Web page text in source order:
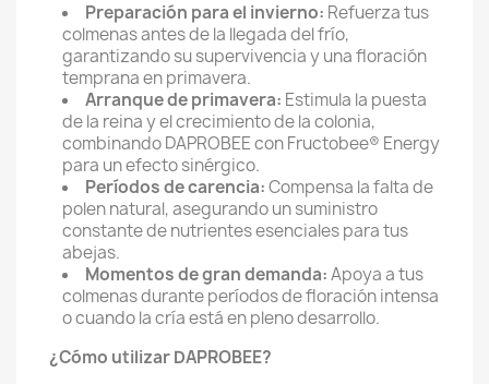
Preparación para el invierno: Refuerza tus
colmenas antes de la llegada del frío,
garantizando su supervivencia y una floración
temprana en primavera.
Arranque de primavera: Estimula la puesta
de la reina y el crecimiento de la colonia,
combinando DAPROBEE con Fructobee® Energy
para un efecto sinérgico.
Períodos de carencia:Compensa la falta de
polen natural,asegurando un suministro
constante de nutrientes esenciales para tus
abejas.
Momentos de gran demanda:Apoya a tus
colmenas durante períodos de floración intensa
o cuando la cría está en pleno desarrollo.
¿Cómo utilizar DAPROBEE?